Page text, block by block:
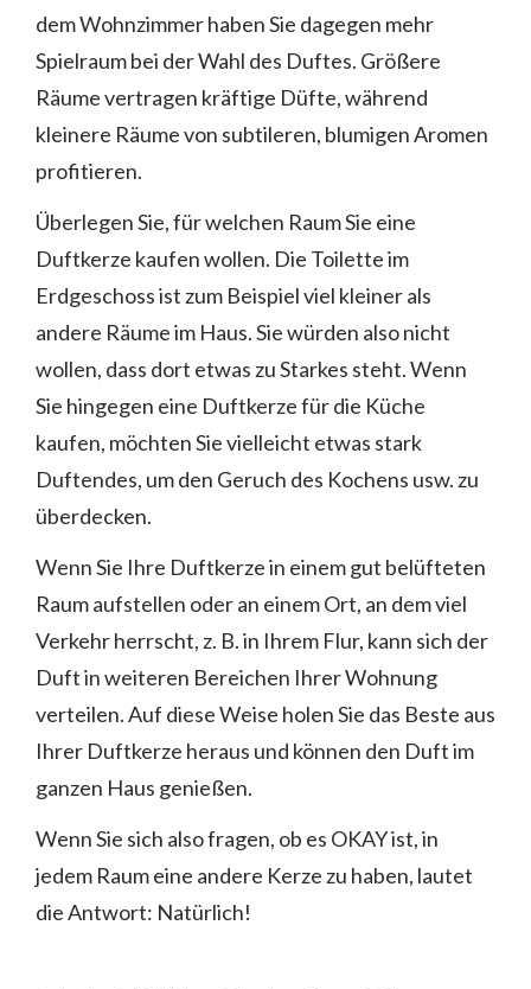
dem Wohnzimmer haben Sie dagegen mehr
Spielraum bei der Wahl des Duftes. Größere
Räume vertragen kräftige Düfte, während
kleinere Räume von subtileren, blumigen Aromen
profitieren.
Überlegen Sie, für welchen Raum Sie eine
Duftkerze kaufen wollen. Die Toilette im
Erdgeschoss ist zum Beispiel viel kleiner als
andere Räume im Haus. Sie würden also nicht
wollen, dass dort etwas zu Starkes steht. Wenn
Sie hingegen eine Duftkerze für die Küche
kaufen, möchten Sie vielleicht etwas stark
Duftendes, um den Geruch des Kochens usw. zu
überdecken.
Wenn Sie Ihre Duftkerze in einem gut belüfteten
Raum aufstellen oder an einem Ort, an dem viel
Verkehr herrscht, z. B. in Ihrem Flur, kann sich der
Duft in weiteren Bereichen Ihrer Wohnung
verteilen. Auf diese Weise holen Sie das Beste aus
Ihrer Duftkerze heraus und können den Duft im
ganzen Haus genießen.
Wenn Sie sich also fragen, ob es OKAY ist, in
jedem Raum eine andere Kerze zu haben, lautet
die Antwort: Natürlich!